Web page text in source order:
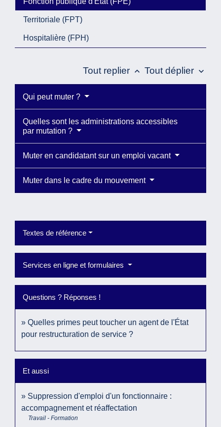
Territoriale (FPT)
Hospitalière (FPH)
Tout replier keyboard_arrow_up Tout déplier keyboard_arrow_down
Qui peut muter ?
Quelles sont les administrations accessibles
par mutation ?
Muter en candidatant sur un emploi vacant
Muter dans le cadre du mouvement
Textes de référence
Services en ligne et formulaires
Questions ? Réponses !
Quelles primes peut toucher un agent de l'État
pour restructuration de service ?
Et aussi
Suppression d'emploi d'un fonctionnaire :
accompagnement et réaffectation
Travail - Formation